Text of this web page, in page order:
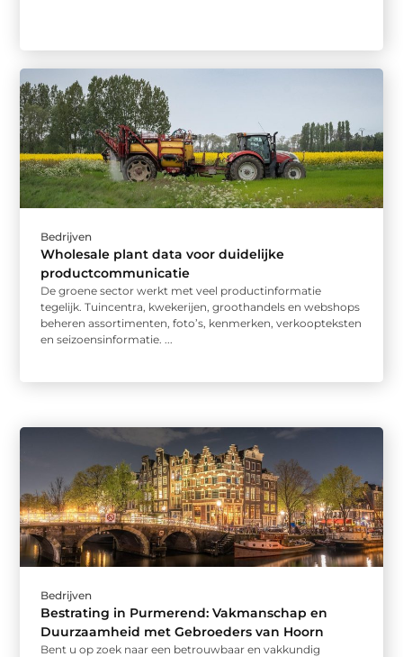
Bedrijven
Wholesale plant data voor duidelijke
productcommunicatie
De groene sector werkt met veel productinformatie
tegelijk. Tuincentra, kwekerijen, groothandels en webshops
beheren assortimenten, foto’s, kenmerken, verkoopteksten
en seizoensinformatie. ...
Bedrijven
Bestrating in Purmerend: Vakmanschap en
Duurzaamheid met Gebroeders van Hoorn
Bent u op zoek naar een betrouwbaar en vakkundig